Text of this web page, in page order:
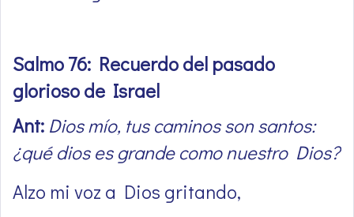
Salmo 76: Recuerdo del pasado
glorioso de Israel
Ant: Dios mío, tus caminos son santos:
¿qué dios es grande como nuestro Dios?
Alzo mi voz a Dios gritando,